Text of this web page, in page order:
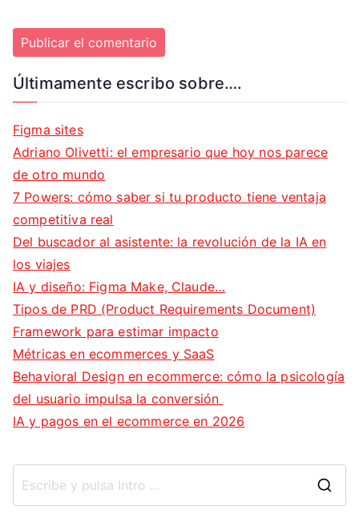
Últimamente escribo sobre….
Figma sites
Adriano Olivetti: el empresario que hoy nos parece
de otro mundo
7 Powers: cómo saber si tu producto tiene ventaja
competitiva real
Del buscador al asistente: la revolución de la IA en
los viajes
IA y diseño: Figma Make, Claude…
Tipos de PRD (Product Requirements Document)
Framework para estimar impacto
Métricas en ecommerces y SaaS
Behavioral Design en ecommerce: cómo la psicología
del usuario impulsa la conversión
IA y pagos en el ecommerce en 2026